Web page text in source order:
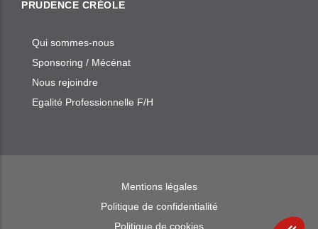
PRUDENCE CRÉOLE
Qui sommes-nous
Sponsoring / Mécénat
Nous rejoindre
Egalité Professionnelle F/H
Mentions légales
Politique de confidentialité
Politique de cookies